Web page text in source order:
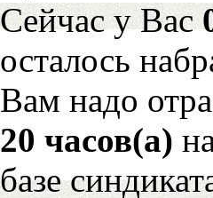
Сейчас у Вас
осталось
Вам надо
20 часов(а)
базе